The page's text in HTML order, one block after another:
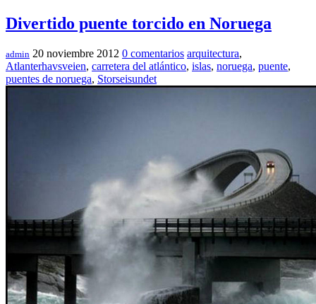
Divertido puente torcido en Noruega
admin 20 noviembre 2012 0 comentarios arquitectura,
Atlanterhavsveien, carretera del atlántico, islas, noruega, puente,
puentes de noruega, Storseisundet